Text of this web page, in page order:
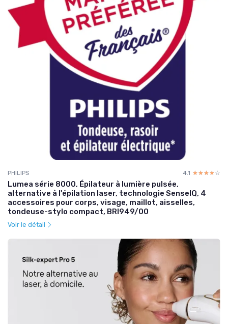
PHILIPS 4.1 ☆☆☆☆☆
★★★★★
Lumea série 8000, Épilateur à lumière pulsée,
alternative à l'épilation laser, technologie SenseIQ, 4
accessoires pour corps, visage, maillot, aisselles,
tondeuse-stylo compact, BRI949/00
Voir le détail